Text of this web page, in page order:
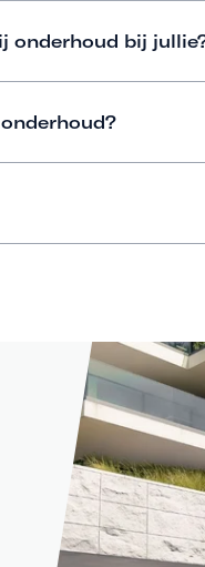
onderhoud bij